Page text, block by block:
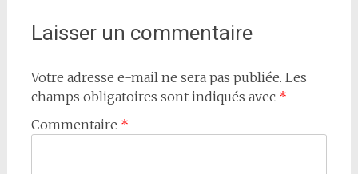
Laisser un commentaire
Votre adresse e-mail ne sera pas publiée. Les
champs obligatoires sont indiqués avec *
Commentaire *